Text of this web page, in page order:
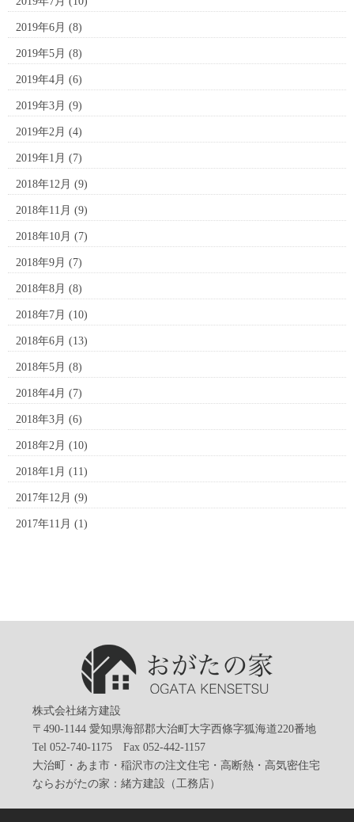
2019年6月 (8)
2019年5月 (8)
2019年4月 (6)
2019年3月 (9)
2019年2月 (4)
2019年1月 (7)
2018年12月 (9)
2018年11月 (9)
2018年10月 (7)
2018年9月 (7)
2018年8月 (8)
2018年7月 (10)
2018年6月 (13)
2018年5月 (8)
2018年4月 (7)
2018年3月 (6)
2018年2月 (10)
2018年1月 (11)
2017年12月 (9)
2017年11月 (1)
株式会社緒方建設
〒490-1144 愛知県海部郡大治町大字西條字狐海道220番地
Tel 052-740-1175 Fax 052-442-1157
大治町・あま市・稲沢市の注文住宅・高断熱・高気密住宅
ならおがたの家：緒方建設（工務店）